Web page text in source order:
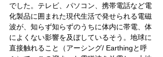
でした。テレビ、パソコン、携帯電話など電
化製品に囲まれた現代生活で発せられる電磁
波が、知らず知らずのうちに体内に帯電、体
によくない影響を及ぼしているそう。地球に
直接触れること（アーシング/ Earthingと呼